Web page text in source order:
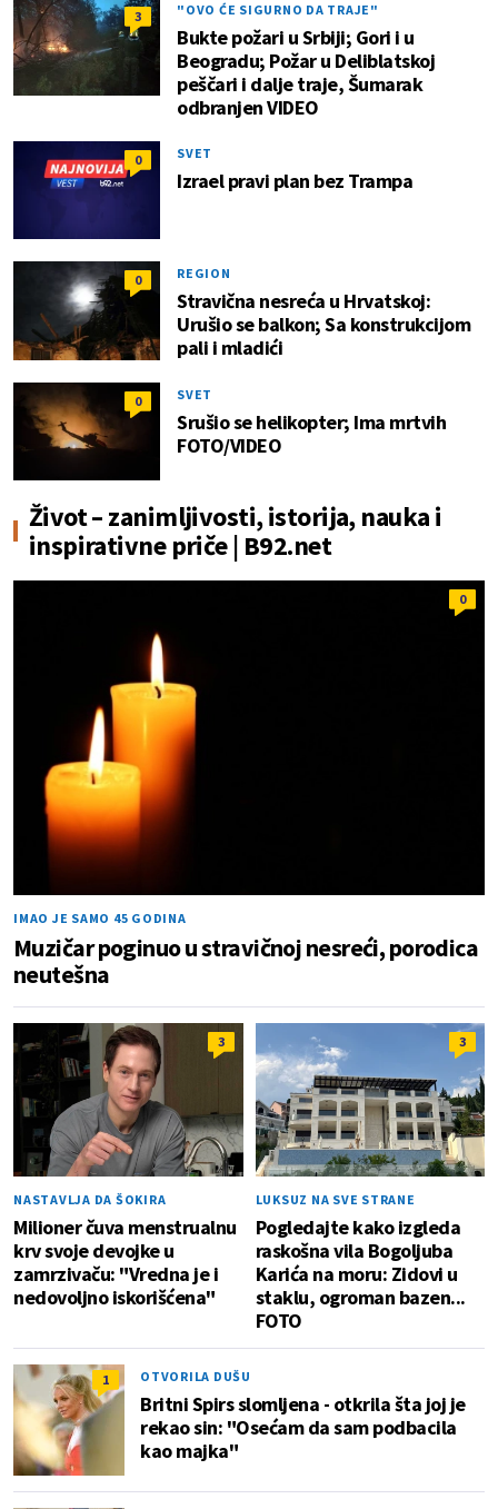
3 "OVO ĆE SIGURNO DA TRAJE"
Bukte požari u Srbiji; Gori i u
Beogradu; Požar u Deliblatskoj
peščari i dalje traje, Šumarak
odbranjen VIDEO
0 SVET
Izrael pravi plan bez Trampa
0 REGION
Stravična nesreća u Hrvatskoj:
Urušio se balkon; Sa konstrukcijom
pali i mladići
0 SVET
Srušio se helikopter; Ima mrtvih
FOTO/VIDEO
Život – zanimljivosti, istorija, nauka i
inspirativne priče | B92.net
0
IMAO JE SAMO 45 GODINA
Muzičar poginuo u stravičnoj nesreći, porodica
neutešna
3
NASTAVLJA DA ŠOKIRA
Milioner čuva menstrualnu
krv svoje devojke u
zamrzivaču: "Vredna je i
nedovoljno iskorišćena"
3
LUKSUZ NA SVE STRANE
Pogledajte kako izgleda
raskošna vila Bogoljuba
Karića na moru: Zidovi u
staklu, ogroman bazen...
FOTO
1 OTVORILA DUŠU
Britni Spirs slomljena - otkrila šta joj je
rekao sin: "Osećam da sam podbacila
kao majka"